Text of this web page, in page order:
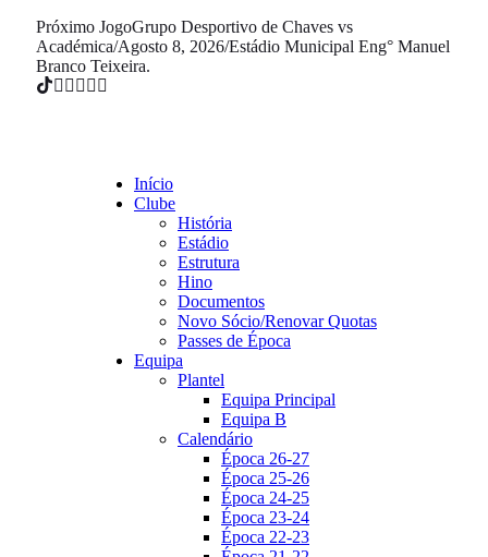
Próximo JogoGrupo Desportivo de Chaves vs
Académica/Agosto 8, 2026/Estádio Municipal Eng° Manuel
Branco Teixeira.
Início
Clube
História
Estádio
Estrutura
Hino
Documentos
Novo Sócio/Renovar Quotas
Passes de Época
Equipa
Plantel
Equipa Principal
Equipa B
Calendário
Época 26-27
Época 25-26
Época 24-25
Época 23-24
Época 22-23